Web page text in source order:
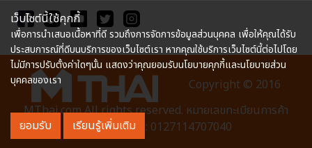
Copyright © 2016
MThai.com All rights reserved. หมายเลขทะเบียนการค้า
อิเล็กทรอนิกส์ : 0127114707040
เว็บไซต์นี้ใช้คุกกี้
เพื่อการนำเสนอเนื้อหาที่ดี รวมถึงการจัดการข้อมูลส่วนบุคคล เพื่อให้คุณได้รับ
ประสบการณ์ที่ดีบนบริการของเว็บไซต์เรา หากคุณใช้บริการเว็บไซต์นี้ต่อไปโดย
ไม่มีการปรับตั้งค่าใดๆนั้น แสดงว่าคุณยอมรับนโยบายคุกกี้และนโยบายส่วน
บุคคลของเรา
ยอมรับ เรียนรู้เพิ่มเติม